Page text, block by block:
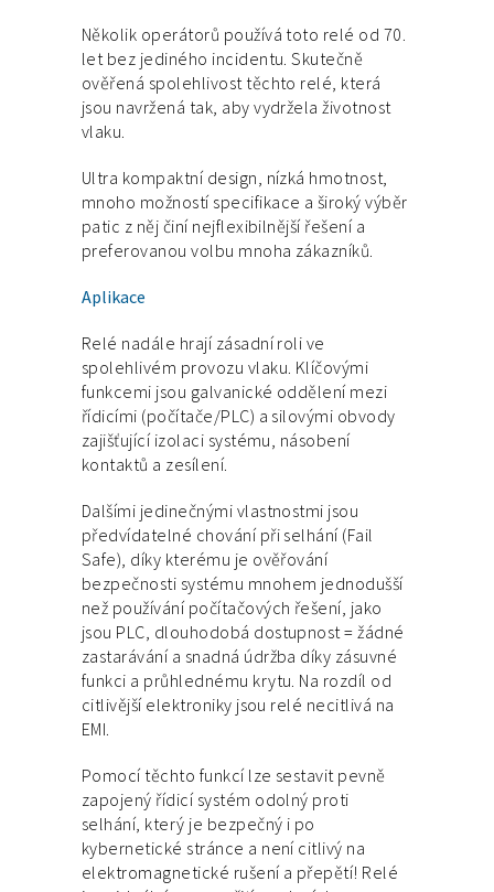
Několik operátorů používá toto relé od 70.
let bez jediného incidentu. Skutečně
ověřená spolehlivost těchto relé, která
jsou navržená tak, aby vydržela životnost
vlaku.
Ultra kompaktní design, nízká hmotnost,
mnoho možností specifikace a široký výběr
patic z něj činí nejflexibilnější řešení a
preferovanou volbu mnoha zákazníků.
Aplikace
Relé nadále hrají zásadní roli ve
spolehlivém provozu vlaku. Klíčovými
funkcemi jsou galvanické oddělení mezi
řídicími (počítače/PLC) a silovými obvody
zajišťující izolaci systému, násobení
kontaktů a zesílení.
Dalšími jedinečnými vlastnostmi jsou
předvídatelné chování při selhání (Fail
Safe), díky kterému je ověřování
bezpečnosti systému mnohem jednodušší
než používání počítačových řešení, jako
jsou PLC, dlouhodobá dostupnost = žádné
zastarávání a snadná údržba díky zásuvné
funkci a průhlednému krytu. Na rozdíl od
citlivější elektroniky jsou relé necitlivá na
EMI.
Pomocí těchto funkcí lze sestavit pevně
zapojený řídicí systém odolný proti
selhání, který je bezpečný i po
kybernetické stránce a není citlivý na
elektromagnetické rušení a přepětí! Relé